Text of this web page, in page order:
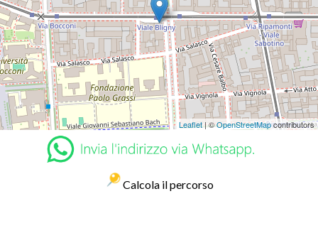
Leaflet | ©OpenStreetMapcontributors
Calcola il percorso